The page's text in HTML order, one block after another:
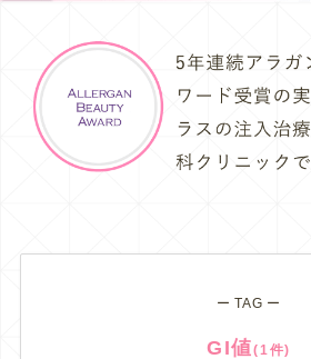
ー TAG ー
GI値(1件)